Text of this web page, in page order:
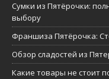
Сумки из Пятёрочки:
выбору
Франшиза Пятёрочка:
Обзор сладостей из
Какие товары не стоит